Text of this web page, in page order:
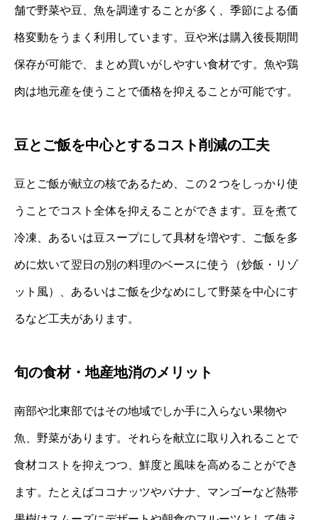
舗で野菜や豆、魚を調達することが多く、季節による価
格変動をうまく利用しています。豆や米は購入後長期間
保存が可能で、まとめ買いがしやすい食材です。魚や鶏
肉は地元産を使うことで価格を抑えることが可能です。
豆とご飯を中心とするコスト削減の工夫
豆とご飯が献立の核であるため、この２つをしっかり使
うことでコスト全体を抑えることができます。豆を煮て
冷凍、あるいは豆スープにして具材を増やす、ご飯を多
めに炊いて翌日の別の料理のベースに使う（炒飯・リゾ
ット風）、あるいはご飯を少なめにして野菜を中心にす
るなど工夫があります。
旬の食材・地産地消のメリット
南部や北東部ではその地域でしか手に入らない果物や
魚、野菜があります。それらを献立に取り入れることで
食材コストを抑えつつ、鮮度と風味を高めることができ
ます。たとえばココナッツやバナナ、マンゴーなど熱帯